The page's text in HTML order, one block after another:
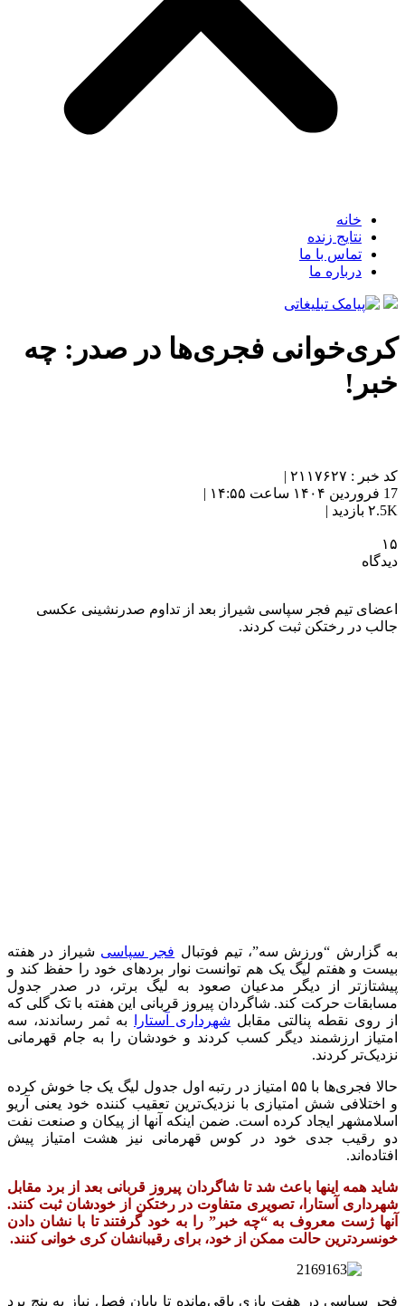
خانه
نتایج زنده
تماس با ما
درباره ما
کری‌خوانی فجری‌ها در صدر: چه
خبر!
کد خبر : ۲۱۱۷۶۲۷ |
17 فروردین ۱۴۰۴ ساعت ۱۴:۵۵ |
۲.5K بازدید |
۱۵
دیدگاه
اعضای تیم فجر سپاسی شیراز بعد از تداوم صدرنشینی عکسی
جالب در رختکن ثبت کردند.
به گزارش “ورزش سه”، تیم فوتبال فجر سپاسی شیراز در هفته
بیست و هفتم لیگ یک هم توانست نوار بردهای خود را حفظ کند و
پیشتازتر از دیگر مدعیان صعود به لیگ برتر، در صدر جدول
مسابقات حرکت کند. شاگردان پیروز قربانی این هفته با تک گلی که
از روی نقطه پنالتی مقابل شهرداری آستارا
به ثمر رساندند، سه
امتیاز ارزشمند دیگر کسب کردند و خودشان را به جام قهرمانی
نزدیک‌تر کردند.
حالا فجری‌ها با ۵۵ امتیاز در رتبه اول جدول لیگ یک جا خوش کرده
و اختلافی شش امتیازی با نزدیک‌ترین تعقیب کننده خود یعنی آریو
اسلامشهر ایجاد کرده است. ضمن اینکه آنها از پیکان و صنعت نفت
دو رقیب جدی خود در کوس قهرمانی نیز هشت امتیاز پیش
افتاده‌اند.
شاید همه اینها باعث شد تا شاگردان پیروز قربانی بعد از برد مقابل
شهرداری آستارا، تصویری متفاوت در رختکن از خودشان ثبت کنند.
آنها ژست معروف به “چه خبر” را به خود گرفتند تا با نشان دادن
خونسردترین حالت ممکن از خود، برای رقیبانشان کری خوانی کنند.
فجر سپاسی در هفت بازی باقی‌مانده تا پایان فصل نیاز به پنج برد